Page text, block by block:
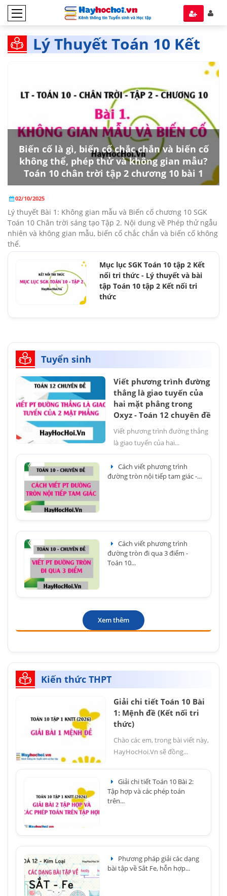
Lý Thuyết Toán 10 Kết
Biến cố là gì, biến cố chắc chắn và biến cố
không thể, phép thử và không gian mẫu?
Toán 10 chân trời tập 2 chương 10 bài 1
02/10/2025
Lý thuyết Bài 1: Không gian mẫu và Biến cố chương 10 SGK
Toán 10 Chân trời sáng tạo Tập 2. Nội dung về Phép thử ngẫu
nhiên và không gian mẫu, biến cố chắc chắn và biến cố không
thể.
Mục lục SGK Toán 10 tập 2 Kết
nối tri thức - Lý thuyết và bài
tập Toán 10 tập 2 Kết nối tri
thức
Tuyển sinh
Viết phương trình đường
thẳng là giao tuyến của
hai mặt phẳng trong
Oxyz - Toán 12 chuyên đề
Viết phương trình đường thẳng
là giao tuyến của hai...
Cách viết phương trình
đường tròn nội tiếp tam giác -...
Cách viết phương trình
đường tròn đi qua 3 điểm -
Toán 10...
Xem thêm
Kiến thức THPT
Giải chi tiết Toán 10 Bài
1: Mệnh đề (Kết nối tri
thức)
Chào các em, trong bài viết này,
HayHocHoi.Vn sẽ đồng...
Giải chi tiết Toán 10 Bài 2:
Tập hợp và các phép toán
trên...
Phương pháp giải các dạng
bài tập về Sắt Fe, hỗn hợp...